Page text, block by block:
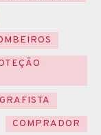
COMPRADOR